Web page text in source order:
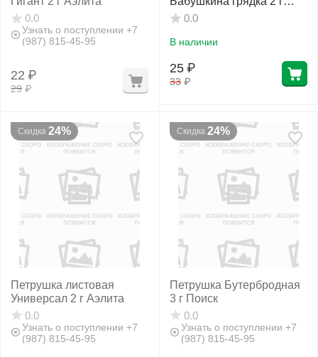
0.0
Узнать о поступлении +7
(987) 815-45-95
29 ₽
22 ₽
Аэлита
0.0
В наличии
33 ₽
25 ₽
Скидка 24%
Петрушка листовая
Универсал 2 г Аэлита
0.0
Узнать о поступлении +7
(987) 815-45-95
Скидка 24%
Петрушка Бутербродная
3 г Поиск
0.0
Узнать о поступлении +7
(987) 815-45-95